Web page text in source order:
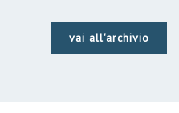
vai all'archivio